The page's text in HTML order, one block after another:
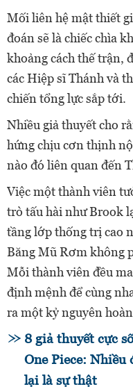
Mối liên hệ mật thiết
đoán sẽ là chiếc chìa
khoảng cách thế trận,
các Hiệp sĩ Thánh và
chiến tổng lực sắp tới.
Nhiều giả thuyết cho
hứng chịu cơn thịnh
nào đó liên quan đến
Việc một thành viên
trò tấu hài như Brook
tầng lớp thống trị cao
Băng Mũ Rơm không
Mỗi thành viên đều
định mệnh để cùng
ra một kỷ nguyên
8 giả thuyết cực
One Piece:
lại là sự thật